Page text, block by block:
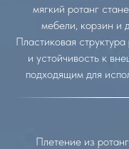
мягкий ротанг
мебели, корзин и
Пластиковая
и устойчивость к
подходящим для
Плетение из